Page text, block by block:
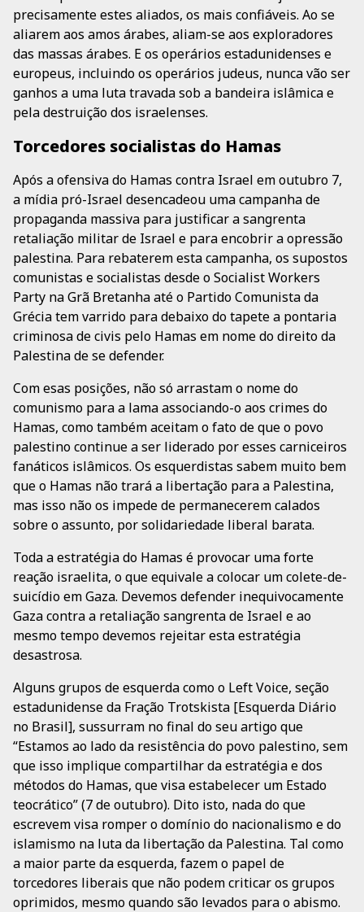
precisamente estes aliados, os mais confiáveis. Ao se
aliarem aos amos árabes, aliam-se aos exploradores
das massas árabes. E os operários estadunidenses e
europeus, incluindo os operários judeus, nunca vão ser
ganhos a uma luta travada sob a bandeira islâmica e
pela destruição dos israelenses.
Torcedores socialistas do Hamas
Após a ofensiva do Hamas contra Israel em outubro 7,
a mídia pró-Israel desencadeou uma campanha de
propaganda massiva para justificar a sangrenta
retaliação militar de Israel e para encobrir a opressão
palestina. Para rebaterem esta campanha, os supostos
comunistas e socialistas desde o Socialist Workers
Party na Grã Bretanha até o Partido Comunista da
Grécia tem varrido para debaixo do tapete a pontaria
criminosa de civis pelo Hamas em nome do direito da
Palestina de se defender.
Com esas posições, não só arrastam o nome do
comunismo para a lama associando-o aos crimes do
Hamas, como também aceitam o fato de que o povo
palestino continue a ser liderado por esses carniceiros
fanáticos islâmicos. Os esquerdistas sabem muito bem
que o Hamas não trará a libertação para a Palestina,
mas isso não os impede de permanecerem calados
sobre o assunto, por solidariedade liberal barata.
Toda a estratégia do Hamas é provocar uma forte
reação israelita, o que equivale a colocar um colete-de-
suicídio em Gaza. Devemos defender inequivocamente
Gaza contra a retaliação sangrenta de Israel e ao
mesmo tempo devemos rejeitar esta estratégia
desastrosa.
Alguns grupos de esquerda como o Left Voice, seção
estadunidense da Fração Trotskista [Esquerda Diário
no Brasil], sussurram no final do seu artigo que
“Estamos ao lado da resistência do povo palestino, sem
que isso implique compartilhar da estratégia e dos
métodos do Hamas, que visa estabelecer um Estado
teocrático” (7 de outubro). Dito isto, nada do que
escrevem visa romper o domínio do nacionalismo e do
islamismo na luta da libertação da Palestina. Tal como
a maior parte da esquerda, fazem o papel de
torcedores liberais que não podem criticar os grupos
oprimidos, mesmo quando são levados para o abismo.